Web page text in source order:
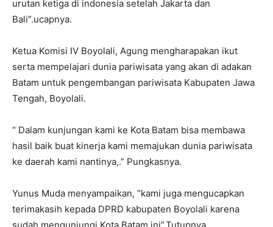
urutan ketiga di indonesia setelah Jakarta dan
Bali”.ucapnya.
Ketua Komisi IV Boyolali, Agung mengharapakan ikut
serta mempelajari dunia pariwisata yang akan di adakan
Batam untuk pengembangan pariwisata Kabupaten Jawa
Tengah, Boyolali.
“ Dalam kunjungan kami ke Kota Batam bisa membawa
hasil baik buat kinerja kami memajukan dunia pariwisata
ke daerah kami nantinya,.” Pungkasnya.
Yunus Muda menyampaikan, “kami juga mengucapkan
terimakasih kepada DPRD kabupaten Boyolali karena